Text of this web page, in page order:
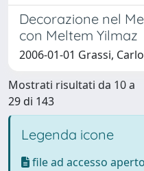
Decorazione nel
con Meltem Yilmaz
2006-01-01 Grassi,
Mostrati risultati da 10 a
29 di 143
Legenda icone
file ad accesso aperto